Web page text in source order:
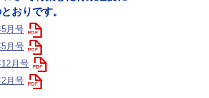
おりです。
月号
月号
月号
月号